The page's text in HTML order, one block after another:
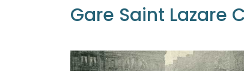
Gare Saint Lazare